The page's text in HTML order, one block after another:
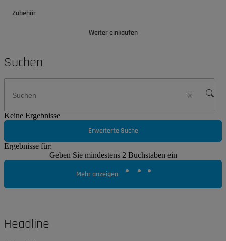
Zubehör
Weiter einkaufen
Suchen
Keine Ergebnisse
Erweiterte Suche
Ergebnisse für:
Geben Sie mindestens 2 Buchstaben ein
Mehr anzeigen
Headline